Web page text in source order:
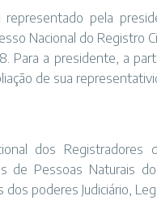
pela
Nacional do Registro
Para a presidente, a
de sua
dos Registradores
de Pessoas Naturais
poderes Judiciário,